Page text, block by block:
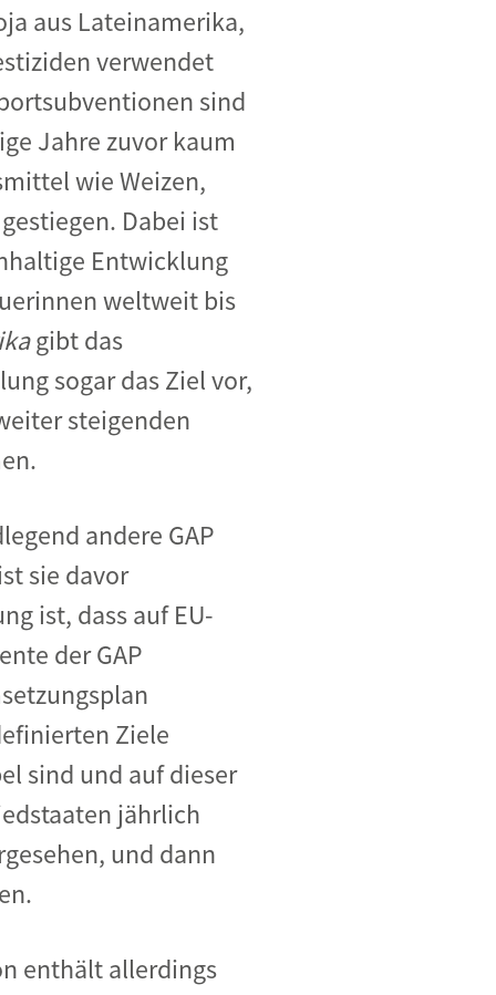
aus Lateinamerika,
verwendet
sind
Jahre zuvor kaum
wie Weizen,
Dabei ist
Entwicklung
weltweit bis
gibt das
sogar das Ziel vor,
steigenden
andere GAP
sie davor
ist, dass auf EU-
der GAP
Ziele
sind und auf dieser
jährlich
und dann
enthält allerdings